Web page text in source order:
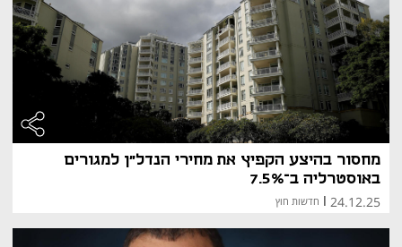
מחסור בהיצע הקפיץ את מחירי הנדל"ן למגורים
באוסטרליה ב־7.5%
24.12.25 חדשות חוץ